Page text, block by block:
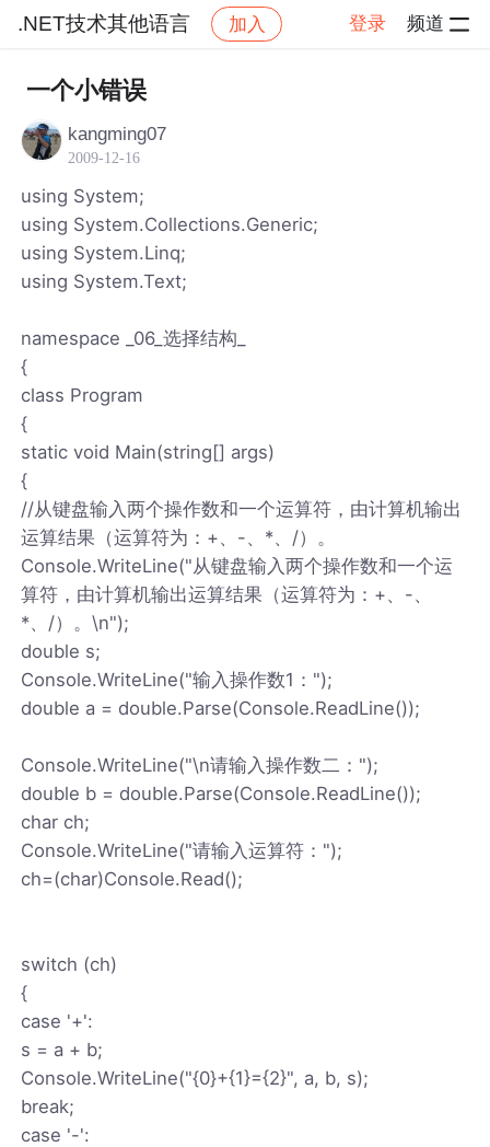
.NET技术其他语言 加入 登录 频道
社区 .NET技术其他语言
一个小错误
kangming07
2009-12-16
using System;
using System.Collections.Generic;
using System.Linq;
using System.Text;
namespace _06_选择结构_
{
class Program
{
static void Main(string[] args)
{
//从键盘输入两个操作数和一个运算符，由计算机输出
运算结果（运算符为：+、-、*、/）。
Console.WriteLine("从键盘输入两个操作数和一个运
算符，由计算机输出运算结果（运算符为：+、-、
*、/）。\n");
double s;
Console.WriteLine("输入操作数1：");
double a = double.Parse(Console.ReadLine());
Console.WriteLine("\n请输入操作数二：");
double b = double.Parse(Console.ReadLine());
char ch;
Console.WriteLine("请输入运算符：");
ch=(char)Console.Read();
switch (ch)
{
case '+':
s = a + b;
Console.WriteLine("{0}+{1}={2}", a, b, s);
break;
case '-':